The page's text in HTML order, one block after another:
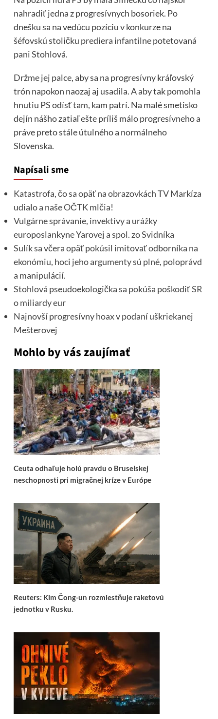
nahradiť jedna z progresívnych bosoriek. Po
dnešku sa na vedúcu pozíciu v konkurze na
šéfovskú stoličku prediera infantilne potetovaná
pani Stohlová.
Držme jej palce, aby sa na progresívny kráľovský
trón napokon naozaj aj usadila. A aby tak pomohla
hnutiu PS odísť tam, kam patrí. Na malé smetisko
dejín nášho zatiaľ ešte príliš málo progresívneho a
práve preto stále útulného a normálneho
Slovenska.
Napísali sme
Katastrofa, čo sa opäť na obrazovkách TV Markíza
udialo a naše OČTK mlčia!
Vulgárne správanie, invektívy a urážky
europoslankyne Yarovej a spol. zo Svidníka
Sulík sa včera opäť pokúsil imitovať odborníka na
ekonómiu, hoci jeho argumenty sú plné, poloprávd
a manipulácií.
Stohlová pseudoekologička sa pokúša poškodiť SR
o miliardy eur
Najnovší progresívny hoax v podaní uškriekanej
Mešterovej
Mohlo by vás zaujímať
Ceuta odhaľuje holú pravdu o Bruselskej
neschopnosti pri migračnej kríze v Európe
Reuters: Kim Čong-un rozmiestňuje raketovú
jednotku v Rusku.